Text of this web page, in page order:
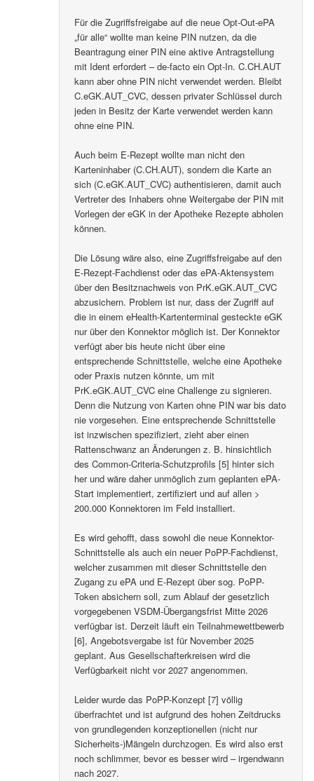
Für die Zugriffsfreigabe auf die neue Opt-Out-ePA
„für alle“ wollte man keine PIN nutzen, da die
Beantragung einer PIN eine aktive Antragstellung
mit Ident erfordert – de-facto ein Opt-In. C.CH.AUT
kann aber ohne PIN nicht verwendet werden. Bleibt
C.eGK.AUT_CVC, dessen privater Schlüssel durch
jeden in Besitz der Karte verwendet werden kann
ohne eine PIN.
Auch beim E-Rezept wollte man nicht den
Karteninhaber (C.CH.AUT), sondern die Karte an
sich (C.eGK.AUT_CVC) authentisieren, damit auch
Vertreter des Inhabers ohne Weitergabe der PIN mit
Vorlegen der eGK in der Apotheke Rezepte abholen
können.
Die Lösung wäre also, eine Zugriffsfreigabe auf den
E-Rezept-Fachdienst oder das ePA-Aktensystem
über den Besitznachweis von PrK.eGK.AUT_CVC
abzusichern. Problem ist nur, dass der Zugriff auf
die in einem eHealth-Kartenterminal gesteckte eGK
nur über den Konnektor möglich ist. Der Konnektor
verfügt aber bis heute nicht über eine
entsprechende Schnittstelle, welche eine Apotheke
oder Praxis nutzen könnte, um mit
PrK.eGK.AUT_CVC eine Challenge zu signieren.
Denn die Nutzung von Karten ohne PIN war bis dato
nie vorgesehen. Eine entsprechende Schnittstelle
ist inzwischen spezifiziert, zieht aber einen
Rattenschwanz an Änderungen z. B. hinsichtlich
des Common-Criteria-Schutzprofils [5] hinter sich
her und wäre daher unmöglich zum geplanten ePA-
Start implementiert, zertifiziert und auf allen >
200.000 Konnektoren im Feld installiert.
Es wird gehofft, dass sowohl die neue Konnektor-
Schnittstelle als auch ein neuer PoPP-Fachdienst,
welcher zusammen mit dieser Schnittstelle den
Zugang zu ePA und E-Rezept über sog. PoPP-
Token absichern soll, zum Ablauf der gesetzlich
vorgegebenen VSDM-Übergangsfrist Mitte 2026
verfügbar ist. Derzeit läuft ein Teilnahmewettbewerb
[6], Angebotsvergabe ist für November 2025
geplant. Aus Gesellschafterkreisen wird die
Verfügbarkeit nicht vor 2027 angenommen.
Leider wurde das PoPP-Konzept [7] völlig
überfrachtet und ist aufgrund des hohen Zeitdrucks
von grundlegenden konzeptionellen (nicht nur
Sicherheits-)Mängeln durchzogen. Es wird also erst
noch schlimmer, bevor es besser wird – irgendwann
nach 2027.